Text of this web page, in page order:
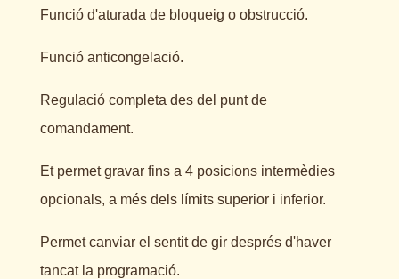
Funció d'aturada de bloqueig o obstrucció.
Funció anticongelació.
Regulació completa des del punt de
comandament.
Et permet gravar fins a 4 posicions intermèdies
opcionals, a més dels límits superior i inferior.
Permet canviar el sentit de gir després d'haver
tancat la programació.